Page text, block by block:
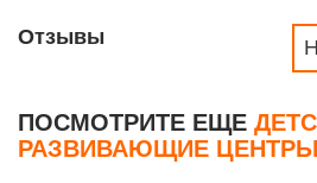
Отзывы
ПОСМОТРИТЕ ЕЩЕ
РАЗВИВАЮЩИЕ ЦЕНТРЫ